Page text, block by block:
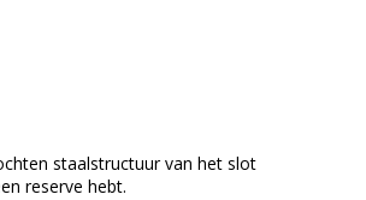
staalstructuur van het slot
reserve hebt.